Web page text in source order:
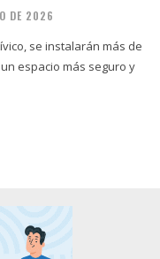
DE 2026
se instalarán más de
espacio más seguro y